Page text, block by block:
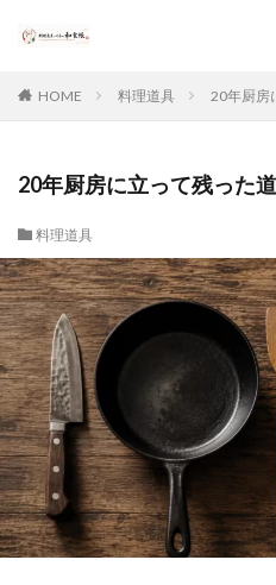
HOME 料理道具 20年厨房
20年厨房に立って残った
料理道具